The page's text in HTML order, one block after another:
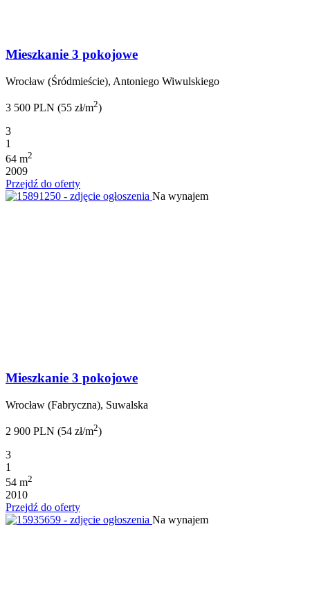
Mieszkanie 3 pokojowe
Wrocław (Śródmieście), Antoniego Wiwulskiego
3 500 PLN (55 zł/m2)
3
1
64 m2
2009
Przejdź do oferty
Na wynajem
Mieszkanie 3 pokojowe
Wrocław (Fabryczna), Suwalska
2 900 PLN (54 zł/m2)
3
1
54 m2
2010
Przejdź do oferty
Na wynajem